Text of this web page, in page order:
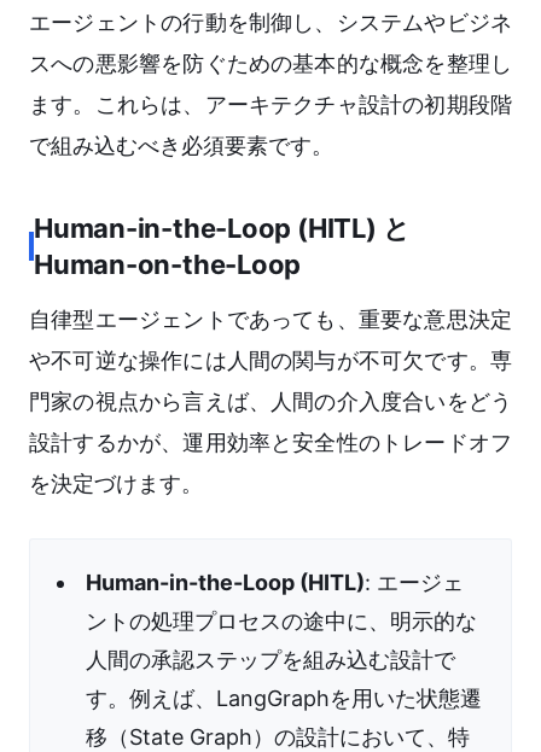
エージェントの行動を制御し、システムやビジネ
スへの悪影響を防ぐための基本的な概念を整理し
ます。これらは、アーキテクチャ設計の初期段階
で組み込むべき必須要素です。
Human-in-the-Loop (HITL) と
Human-on-the-Loop
自律型エージェントであっても、重要な意思決定
や不可逆な操作には人間の関与が不可欠です。専
門家の視点から言えば、人間の介入度合いをどう
設計するかが、運用効率と安全性のトレードオフ
を決定づけます。
Human-in-the-Loop (HITL): エージェ
ントの処理プロセスの途中に、明示的な
人間の承認ステップを組み込む設計で
す。例えば、LangGraphを用いた状態遷
移（State Graph）の設計において、特